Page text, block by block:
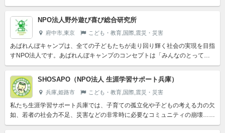
環境がもたらした問題として、キレる子供や引きこもり、自殺な...
NPO法人野外遊び喜び総合研究所
府中市,東京 こども・教育,国際,震災・災害
あばれんぼキャンプは、全ての子どもたちが走り回り輝く社会の実現を目指
すNPO法人です。あばれんぼキャンプのコンセプトは「みんなのとってお
きのバ」。《バ》とカタカナにしたのは、そこに3つの意味を込...
SHOSAPO（NPO法人 生涯学習サポート兵庫）
兵庫,姫路市 こども・教育,国際,震災・災害
私たち生涯学習サポート兵庫では、子育ての孤立化や子どもの考える力の欠
如、若者の社会力不足、災害などの非常時に必要なコミュニティの崩壊…と
いった子どもや若者、親や高齢者を取り巻く社会問題に対して、...